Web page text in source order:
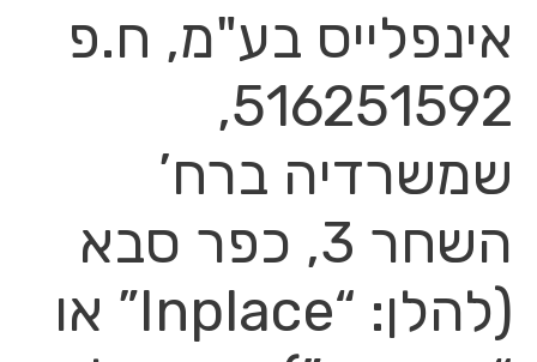
אינפלייס בע"מ, ח.פ
516251592,
שמשרדיה ברח’
השחר 3, כפר סבא
(להלן: “Inplace” או